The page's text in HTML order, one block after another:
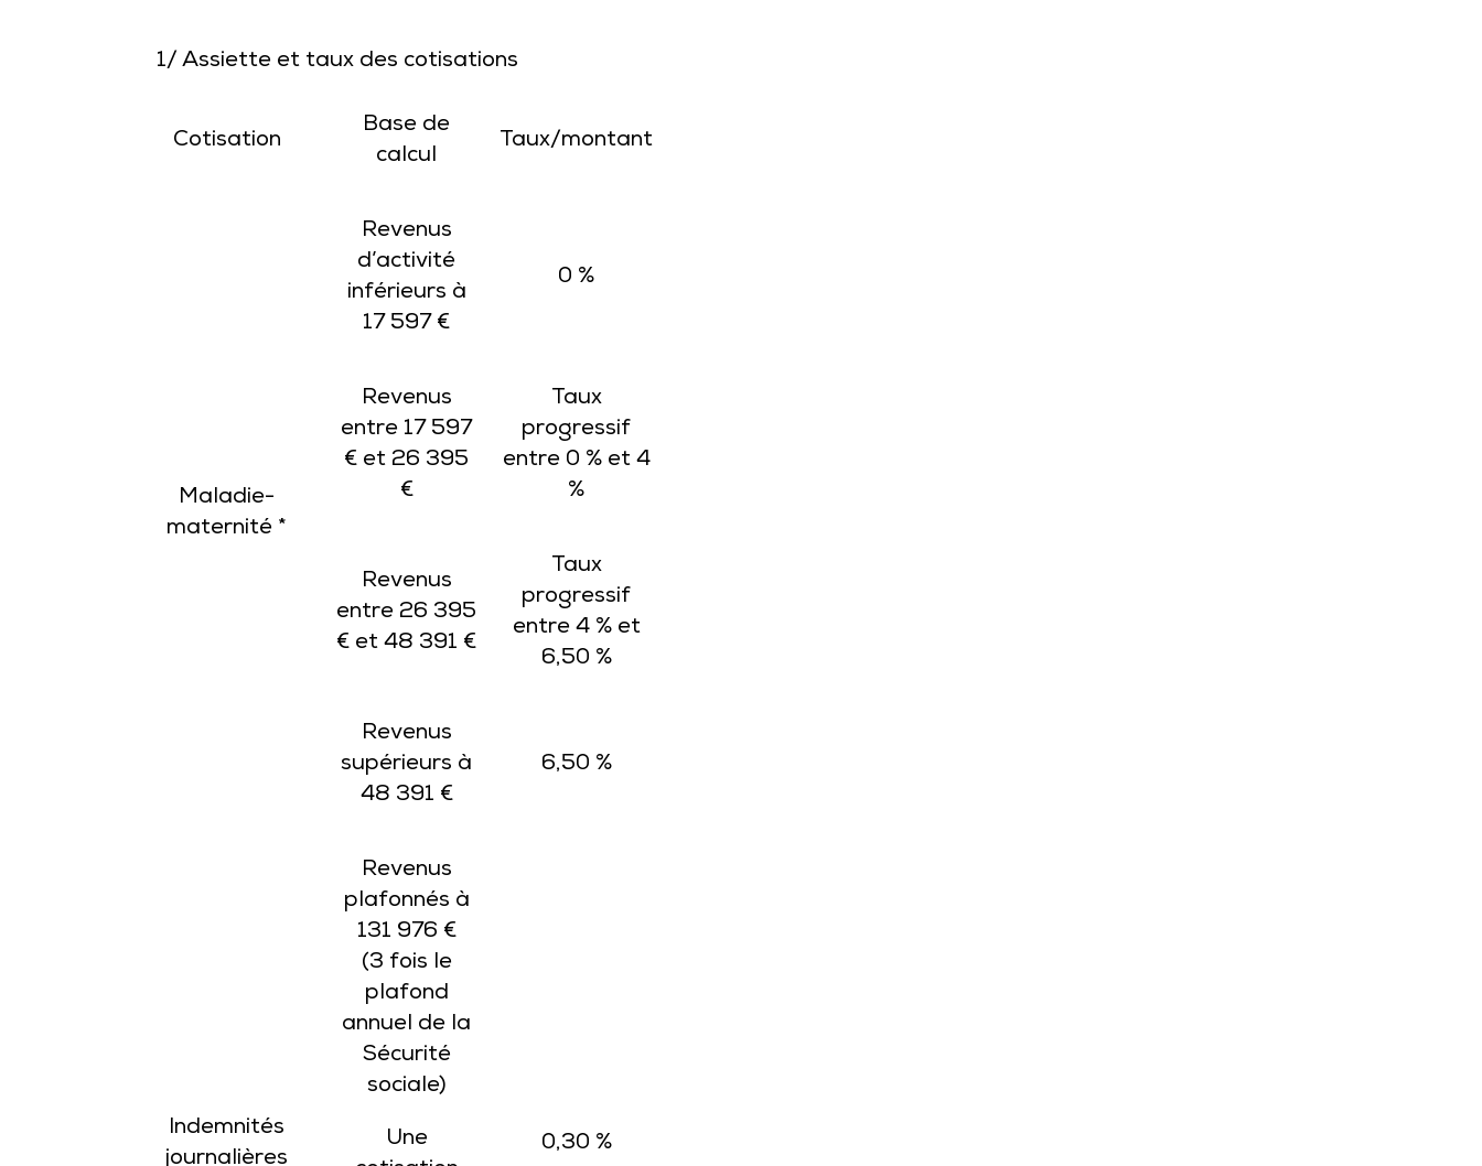
1/ Assiette et taux des cotisations
Cotisation
Base de
calcul
Taux/montant
Maladie-
maternité *
Revenus
d’activité
inférieurs à
17 597 €
0 %
Revenus
entre 17 597
€ et 26 395
€
Taux
progressif
entre 0 % et 4
%
Revenus
entre 26 395
€ et 48 391 €
Taux
progressif
entre 4 % et
6,50 %
Revenus
supérieurs à
48 391 €
6,50 %
Indemnités
journalières
Revenus
plafonnés à
131 976 €
(3 fois le
plafond
annuel de la
Sécurité
sociale)
Une
0,30 %